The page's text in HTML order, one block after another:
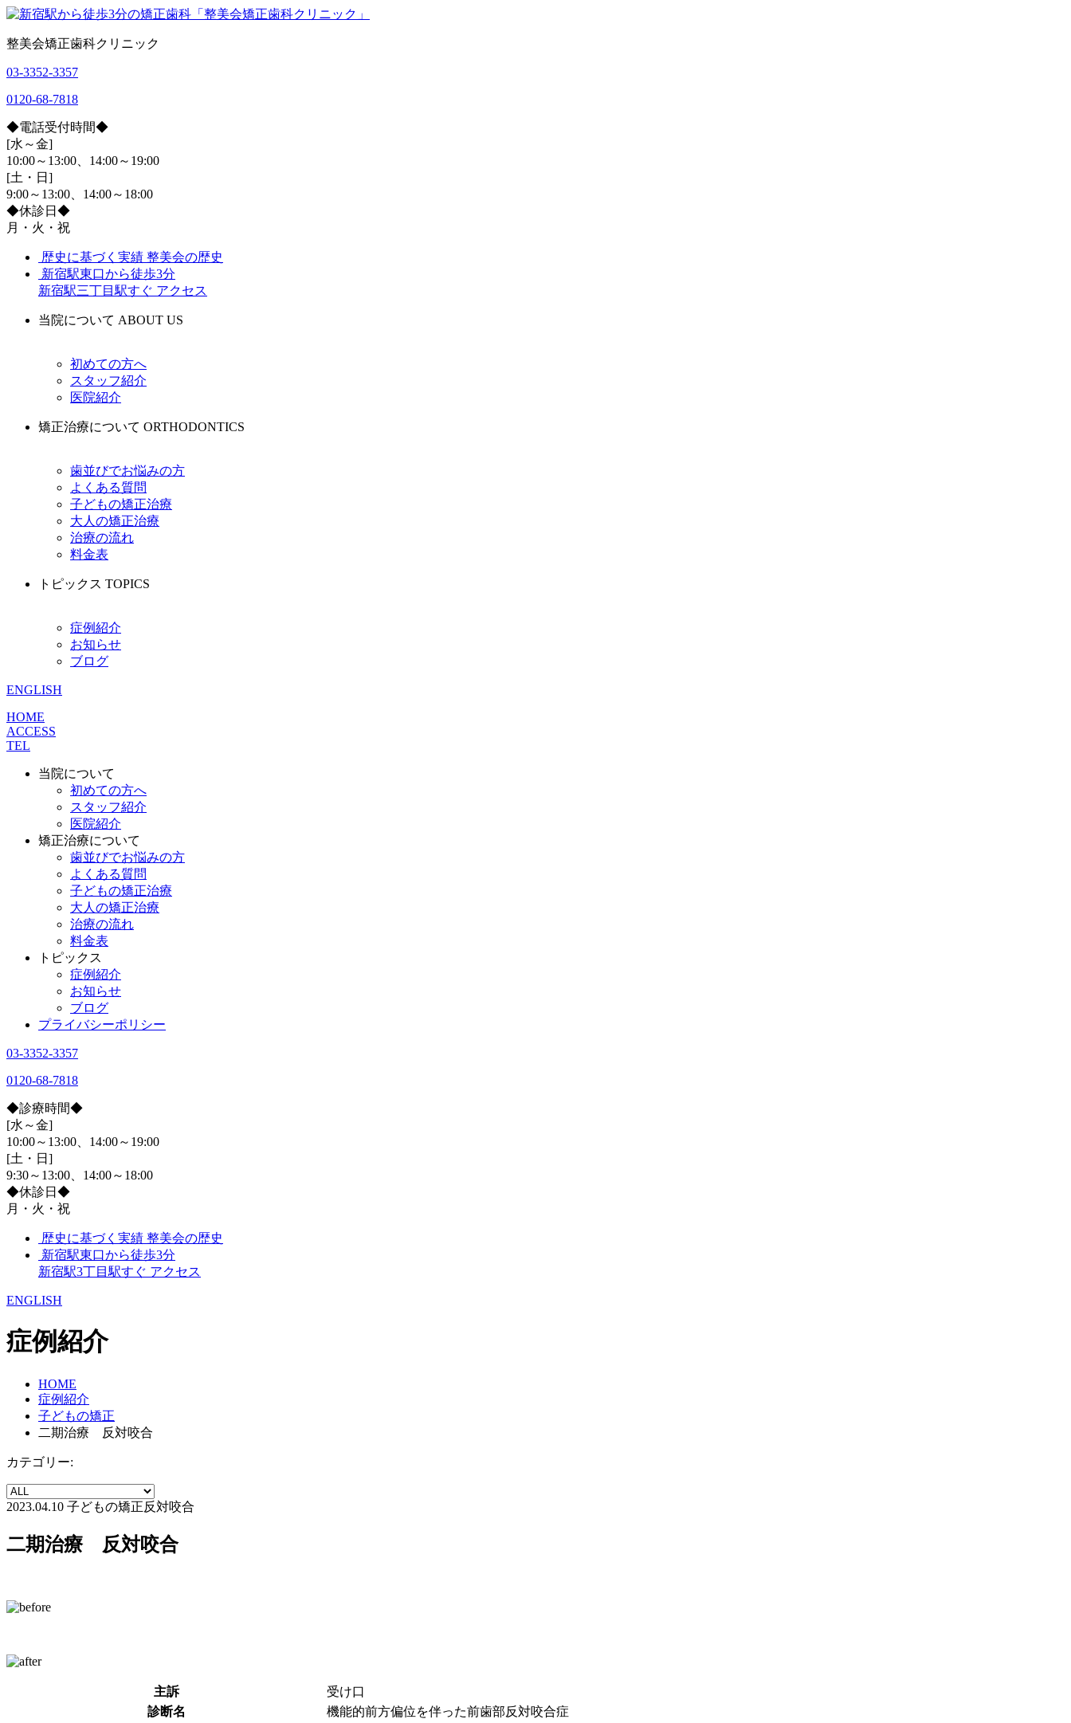
整美会矯正歯科クリニック
03-3352-3357
0120-68-7818
◆電話受付時間◆
[水～金]
10:00～13:00、14:00～19:00
[土・日]
9:00～13:00、14:00～18:00
◆休診日◆
月・火・祝
歴史に基づく実績 整美会の歴史
新宿駅東口から徒歩3分
新宿駅三丁目駅すぐ アクセス
当院について ABOUT US
初めての方へ
スタッフ紹介
医院紹介
矯正治療について ORTHODONTICS
歯並びでお悩みの方
よくある質問
子どもの矯正治療
大人の矯正治療
治療の流れ
料金表
トピックス TOPICS
症例紹介
お知らせ
ブログ
ENGLISH
HOME
ACCESS
TEL
当院について
初めての方へ
スタッフ紹介
医院紹介
矯正治療について
歯並びでお悩みの方
よくある質問
子どもの矯正治療
大人の矯正治療
治療の流れ
料金表
トピックス
症例紹介
お知らせ
ブログ
プライバシーポリシー
03-3352-3357
0120-68-7818
◆診療時間◆
[水～金]
10:00～13:00、14:00～19:00
[土・日]
9:30～13:00、14:00～18:00
◆休診日◆
月・火・祝
歴史に基づく実績 整美会の歴史
新宿駅東口から徒歩3分
新宿駅3丁目駅すぐ アクセス
ENGLISH
症例紹介
HOME
症例紹介
子どもの矯正
二期治療 反対咬合
カテゴリー:
2023.04.10 子どもの矯正反対咬合
二期治療 反対咬合
主訴
受け口
診断名
機能的前方偏位を伴った前歯部反対咬合症